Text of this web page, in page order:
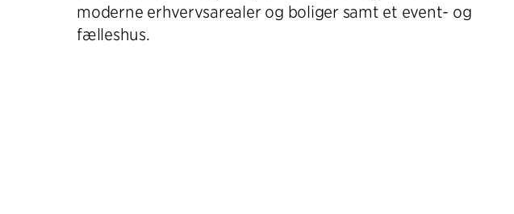
moderne erhvervsarealer og boliger samt et event- og
fælleshus.